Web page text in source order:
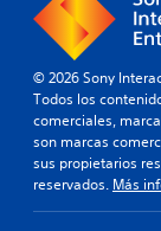
© 2026 Sony
Todos los
comerciales,
son marcas
sus propietarios
reservados. Más